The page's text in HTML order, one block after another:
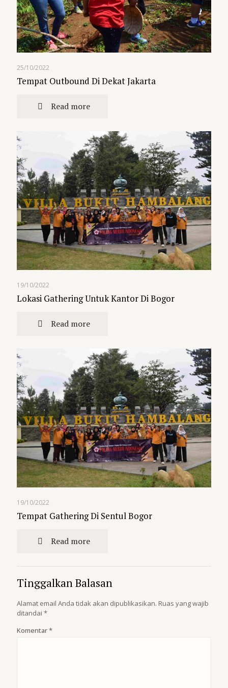
25/10/2022
Tempat Outbound Di Dekat Jakarta
Read more
19/10/2022
Lokasi Gathering Untuk Kantor Di Bogor
Read more
19/10/2022
Tempat Gathering Di Sentul Bogor
Read more
Tinggalkan Balasan
Alamat email Anda tidak akan dipublikasikan. Ruas yang wajib
ditandai *
Komentar*